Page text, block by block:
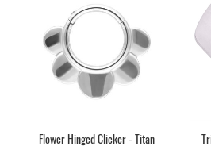
Flower Hinged Clicker - Titan